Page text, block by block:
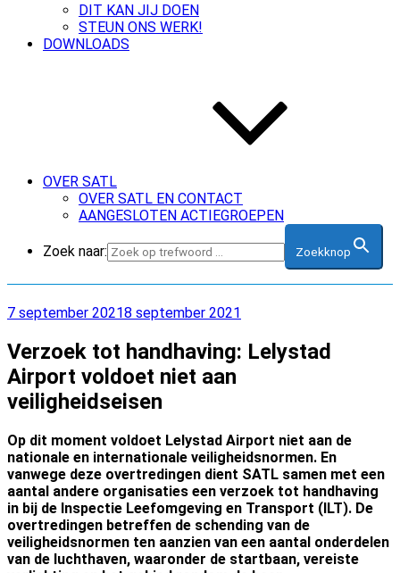
DIT KAN JIJ DOEN
STEUN ONS WERK!
DOWNLOADS
OVER SATL
OVER SATL EN CONTACT
AANGESLOTEN ACTIEGROEPEN
Zoek naar: Zoekknop
Geplaatst
7 september 20218 september 2021
Verzoek tot handhaving: Lelystad
Airport voldoet niet aan
veiligheidseisen
Op dit moment voldoet Lelystad Airport niet aan de
nationale en internationale veiligheidsnormen. En
vanwege deze overtredingen dient SATL samen met een
aantal andere organisaties een verzoek tot handhaving
in bij de Inspectie Leefomgeving en Transport (ILT). De
overtredingen betreffen de schending van de
veiligheidsnormen ten aanzien van een aantal onderdelen
van de luchthaven, waaronder de startbaan, vereiste